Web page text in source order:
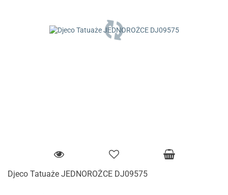
Djeco Tatuaże JEDNOROŻCE DJ09575